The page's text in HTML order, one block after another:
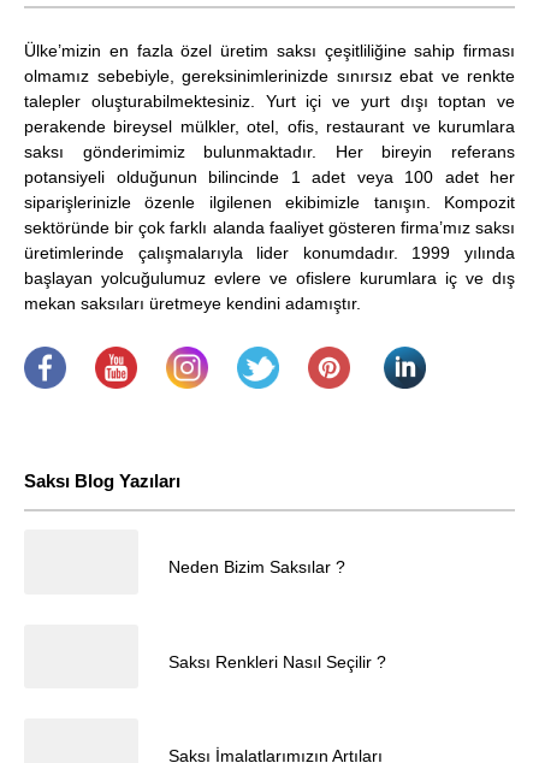
Ülke’mizin en fazla özel üretim saksı çeşitliliğine sahip firması
olmamız sebebiyle, gereksinimlerinizde sınırsız ebat ve renkte
talepler oluşturabilmektesiniz. Yurt içi ve yurt dışı toptan ve
perakende bireysel mülkler, otel, ofis, restaurant ve kurumlara
saksı gönderimimiz bulunmaktadır. Her bireyin referans
potansiyeli olduğunun bilincinde 1 adet veya 100 adet her
siparişlerinizle özenle ilgilenen ekibimizle tanışın. Kompozit
sektöründe bir çok farklı alanda faaliyet gösteren firma’mız saksı
üretimlerinde çalışmalarıyla lider konumdadır. 1999 yılında
başlayan yolcuğulumuz evlere ve ofislere kurumlara iç ve dış
mekan saksıları üretmeye kendini adamıştır.
Saksı Blog Yazıları
Neden Bizim Saksılar ?
Saksı Renkleri Nasıl Seçilir ?
Saksı İmalatlarımızın Artıları